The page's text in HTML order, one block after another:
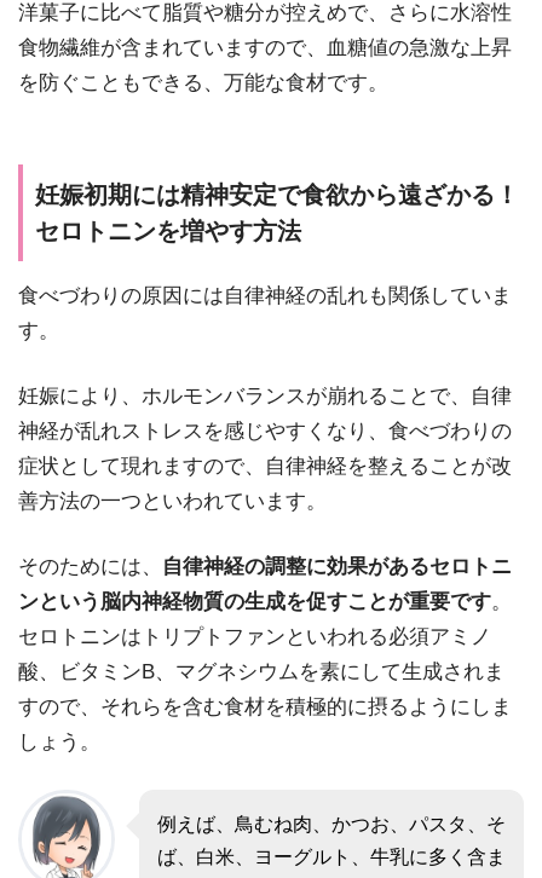
洋菓子に比べて脂質や糖分が控えめで、さらに水溶性
食物繊維が含まれていますので、血糖値の急激な上昇
を防ぐこともできる、万能な食材です。
妊娠初期には精神安定で食欲から遠ざかる！
セロトニンを増やす方法
食べづわりの原因には自律神経の乱れも関係していま
す。
妊娠により、ホルモンバランスが崩れることで、自律
神経が乱れストレスを感じやすくなり、食べづわりの
症状として現れますので、自律神経を整えることが改
善方法の一つといわれています。
そのためには、
自律神経の調整に効果があるセロトニ
ンという脳内神経物質の生成を促すことが重要です。
セロトニンはトリプトファンといわれる必須アミノ
酸、ビタミンB、マグネシウムを素にして生成されま
すので、それらを含む食材を積極的に摂るようにしま
しょう。
例えば、鳥むね肉、かつお、パスタ、そ
ば、白米、ヨーグルト、牛乳に多く含ま